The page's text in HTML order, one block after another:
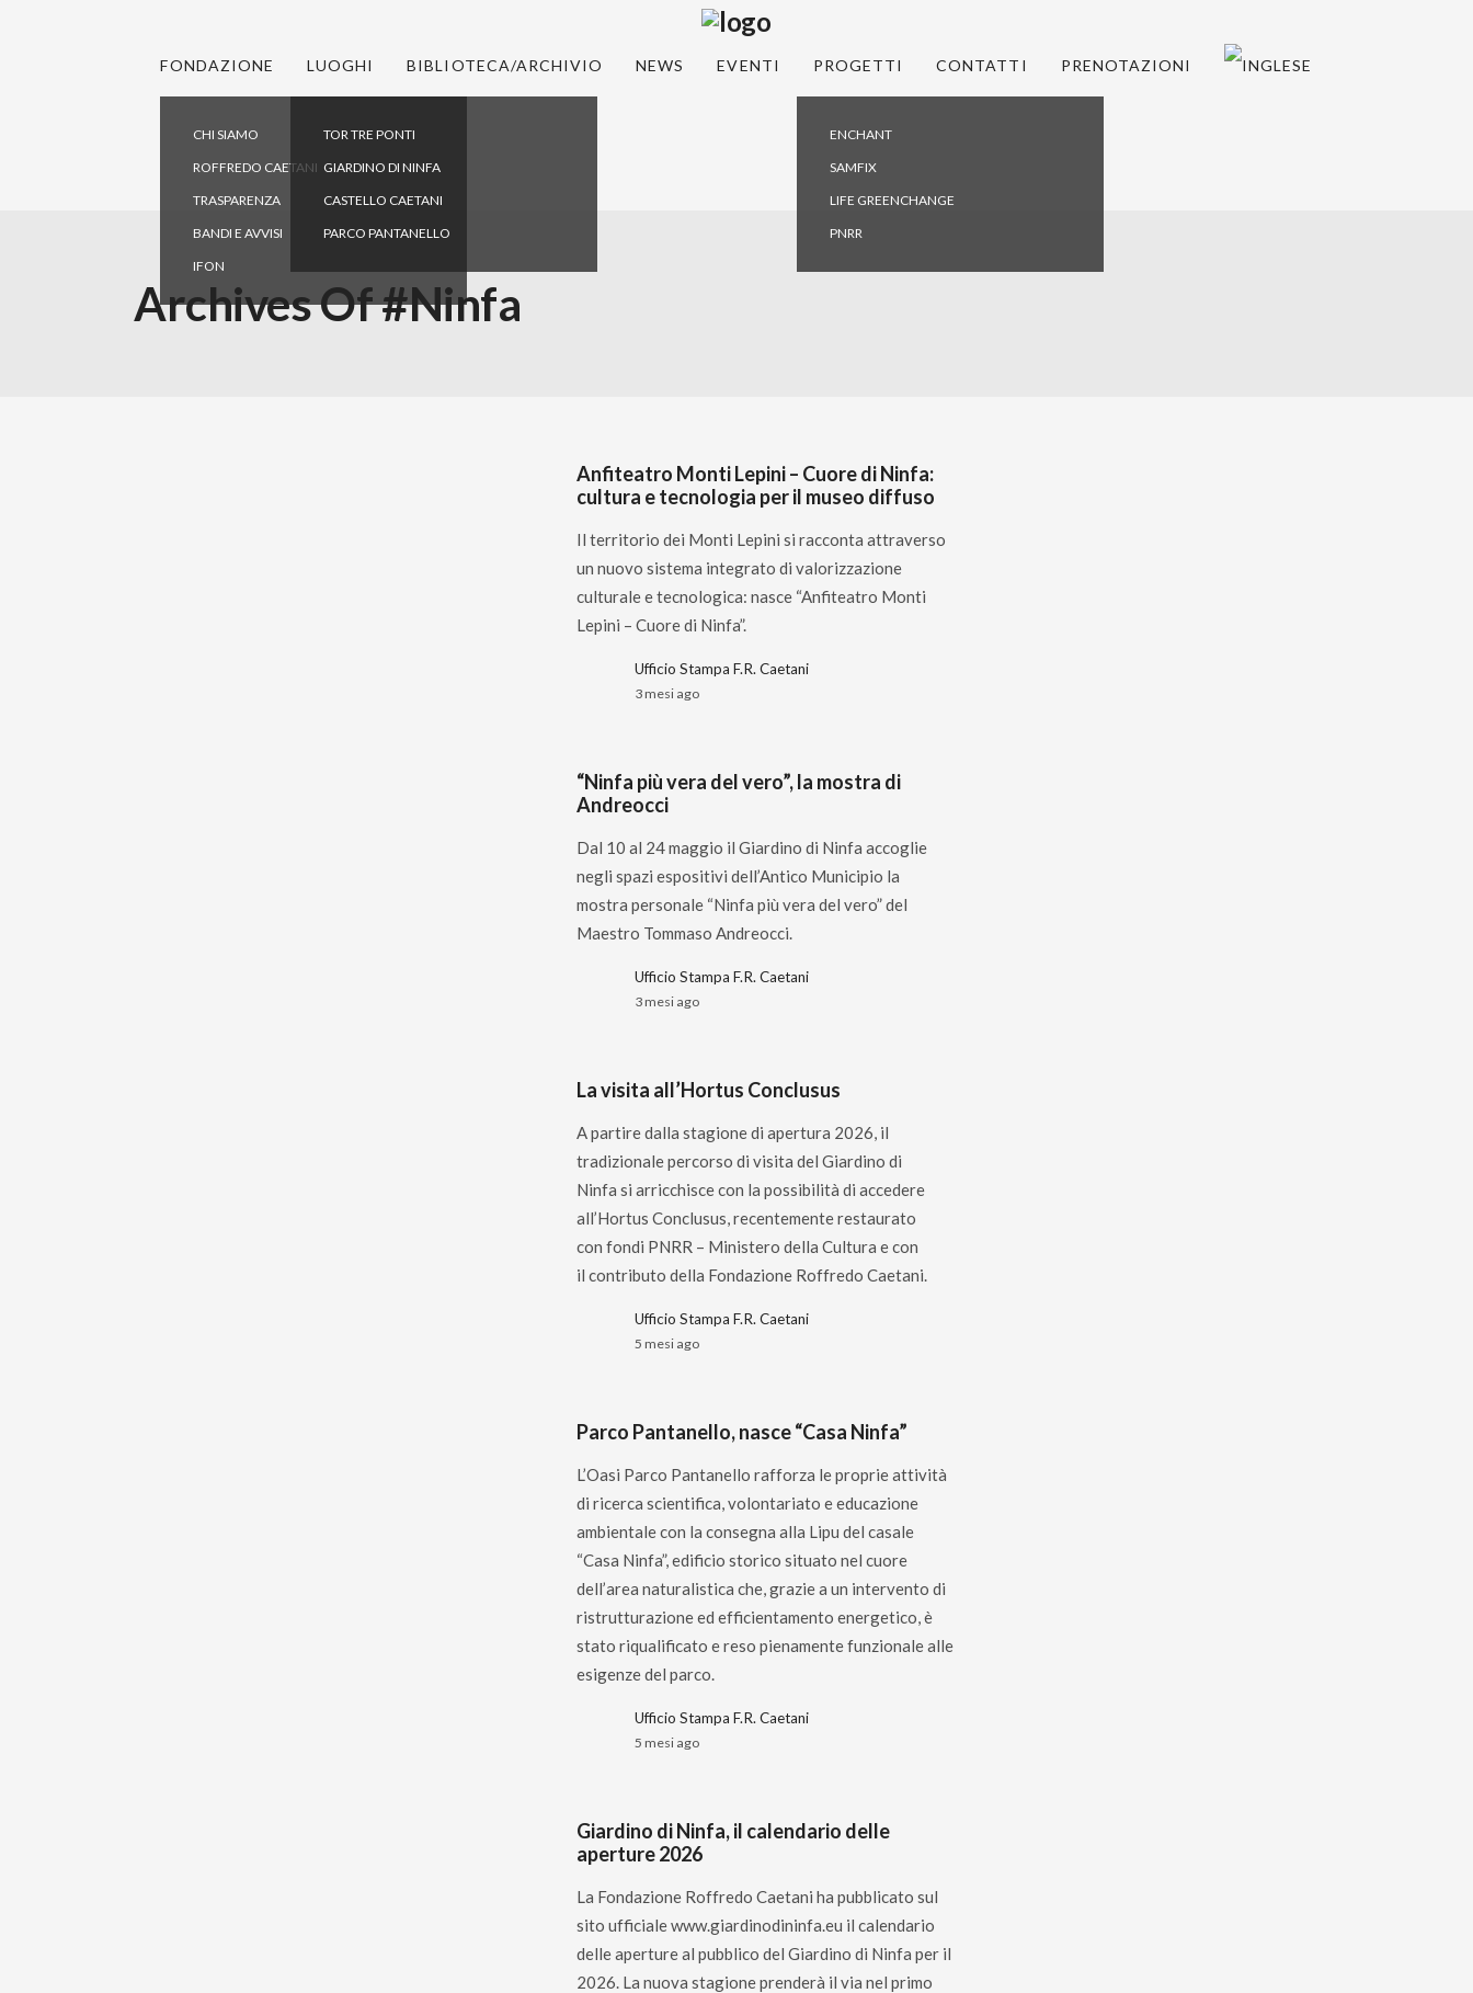
FONDAZIONE
CHI SIAMO
ROFFREDO CAETANI
TRASPARENZA
BANDI E AVVISI
IFON
LUOGHI
TOR TRE PONTI
GIARDINO DI NINFA
CASTELLO CAETANI
PARCO PANTANELLO
BIBLIOTECA/ARCHIVIO NEWS EVENTI PROGETTI
ENCHANT
SAMFIX
LIFE GREENCHANGE
PNRR
CONTATTI PRENOTAZIONI
Archives Of #ninfa
Anfiteatro Monti Lepini – Cuore di Ninfa:
cultura e tecnologia per il museo diffuso
Il territorio dei Monti Lepini si racconta attraverso
un nuovo sistema integrato di valorizzazione
culturale e tecnologica: nasce “Anfiteatro Monti
Lepini – Cuore di Ninfa”.
Ufficio Stampa F.R. Caetani
3 mesi ago
“Ninfa più vera del vero”, la mostra di
Andreocci
Dal 10 al 24 maggio il Giardino di Ninfa accoglie
negli spazi espositivi dell’Antico Municipio la
mostra personale “Ninfa più vera del vero” del
Maestro Tommaso Andreocci.
Ufficio Stampa F.R. Caetani
3 mesi ago
La visita all’Hortus Conclusus
A partire dalla stagione di apertura 2026, il
tradizionale percorso di visita del Giardino di
Ninfa si arricchisce con la possibilità di accedere
all’Hortus Conclusus, recentemente restaurato
con fondi PNRR – Ministero della Cultura e con
il contributo della Fondazione Roffredo Caetani.
Ufficio Stampa F.R. Caetani
5 mesi ago
Parco Pantanello, nasce “Casa Ninfa”
L’Oasi Parco Pantanello rafforza le proprie attività
di ricerca scientifica, volontariato e educazione
ambientale con la consegna alla Lipu del casale
“Casa Ninfa”, edificio storico situato nel cuore
dell’area naturalistica che, grazie a un intervento di
ristrutturazione ed efficientamento energetico, è
stato riqualificato e reso pienamente funzionale alle
esigenze del parco.
Ufficio Stampa F.R. Caetani
5 mesi ago
Giardino di Ninfa, il calendario delle
aperture 2026
La Fondazione Roffredo Caetani ha pubblicato sul
sito ufficiale www.giardinodininfa.eu il calendario
delle aperture al pubblico del Giardino di Ninfa per il
2026. La nuova stagione prenderà il via nel primo